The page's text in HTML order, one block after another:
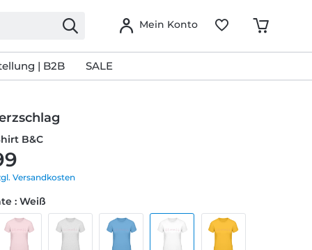
Mein Konto
| B2B SALE
B&C
Versandkosten
: Weiß